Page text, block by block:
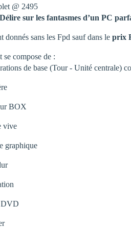
@ 2495
sur les fantasmes d’un PC
donnés sans les Fpd sauf dans le prix
se compose de :
de base (Tour - Unité centrale)
BOX
vive
graphique
DVD